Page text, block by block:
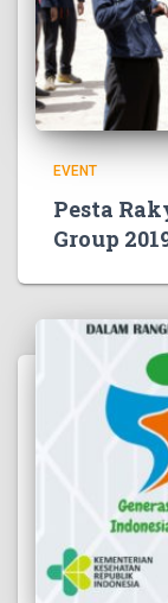
EVENT
Pesta
Group